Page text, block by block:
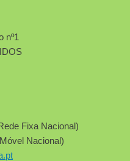
nº1
Fixa Nacional)
Nacional)